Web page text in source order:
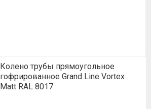
Колено трубы прямоугольное
гофрированное Grand Line Vortex
Matt RAL 8017